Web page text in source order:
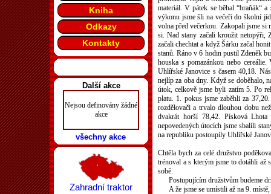
materiál. V pátek se běhal “braňák“
výkonu jsme šli na večeři do školní
volna před večerkou. Zakopali jsme si
si. Nad stany začali kroužit netopýři,
začali chechtat a když Šárku začal
stanů. Ráno v 6 hodin pustil Zdeněk
houska s pomazánkou nebo
Uhlířské Janovice s časem 40,18.
nejlíp za oba dny. Když se doběhalo,
útok, celkově jsme byli zatím 5. Po
platu. 1. pokus jsme zaběhli za
rozdělovači a trvalo dlouhou dobu
dvakrát horší 78,42. Písková
nepovedených útocích jsme sbalili
na republiku postoupily Uhlířské
Chtěla bych za celé družstvo
trénoval a s kterým jsme to dotáhli až
sobě.
Postupujícím družstvům budeme
A že jsme se umístili až na 9.
Kniha
Odkazy
Kontakty
Další akce
Nejsou definovány žádné
akce
všechny akce
Zahradní traktor